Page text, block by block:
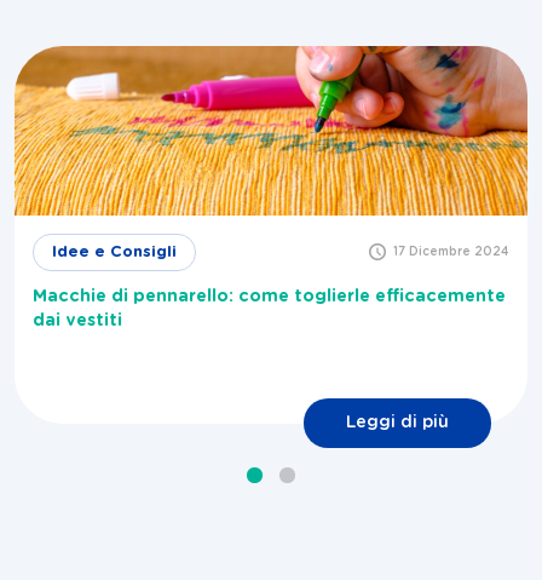
Idee e Consigli 17 Dicembre 2024
Macchie di pennarello: come toglierle efficacemente
dai vestiti
Leggi di più